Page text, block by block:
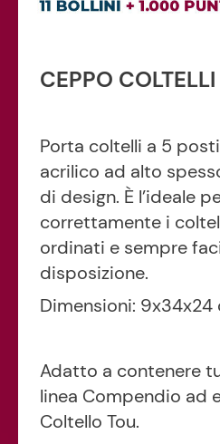
CEPPO COLTELLI
Porta coltelli a 5
acrilico ad alto
di design. È l’ideale
correttamente i
ordinati e sempre
disposizione.
Dimensioni: 9x34x24
Adatto a contenere
linea Compendio ad
Coltello Tou.